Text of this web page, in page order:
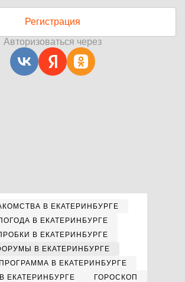
Регистрация
Авторизоваться через
В ЕКАТЕРИНБУРГЕ
В ЕКАТЕРИНБУРГЕ
В ЕКАТЕРИНБУРГЕ
В ЕКАТЕРИНБУРГЕ
В ЕКАТЕРИНБУРГЕ
ЕКАТЕРИНБУРГЕ
ГОРОСКОП